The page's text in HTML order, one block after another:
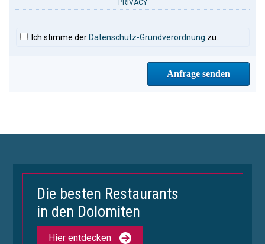
PRIVACY
Ich stimme der Datenschutz-Grundverordnung zu.
Die besten Restaurants
in den Dolomiten
Hier entdecken